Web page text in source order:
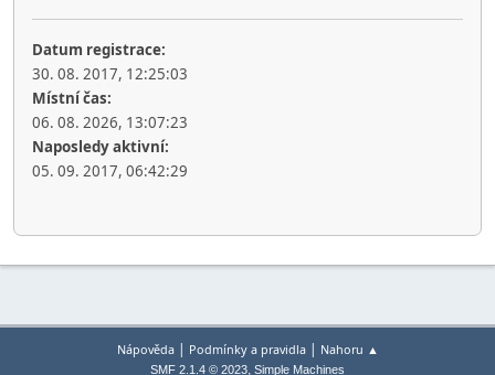
Datum registrace:
30. 08. 2017, 12:25:03
Místní čas:
06. 08. 2026, 13:07:23
Naposledy aktivní:
05. 09. 2017, 06:42:29
Nápověda| Podmínky a pravidla| Nahoru ▲
SMF 2.1.4 © 2023, Simple Machines